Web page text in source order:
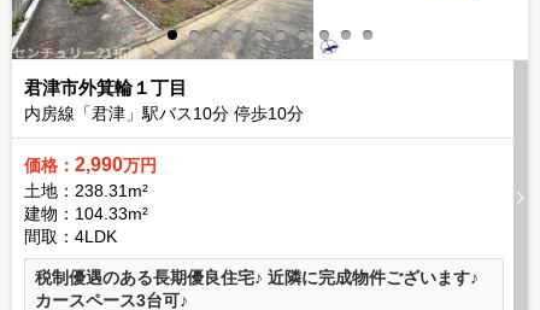
君津市外箕輪１丁目
内房線「君津」駅バス10分 停歩10分
価格： 2,990万円
土地：238.31m²
建物：104.33m²
間取：4LDK
税制優遇のある長期優良住宅♪ 近隣に完成物件ございます♪
カースペース3台可♪